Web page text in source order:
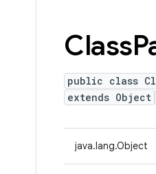
Class
public class
extends Object
java.lang.Object